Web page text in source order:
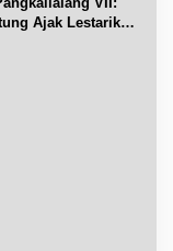
Ajak Lestarikan